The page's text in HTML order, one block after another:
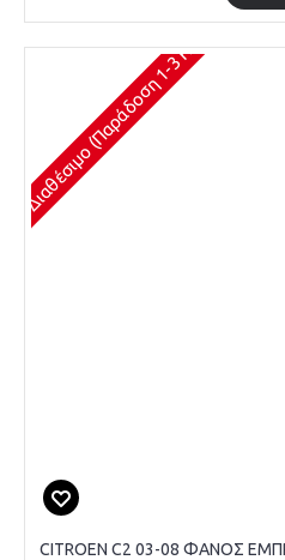
Διαθέσιμο (Παράδοση 1-3 Ημέρες)